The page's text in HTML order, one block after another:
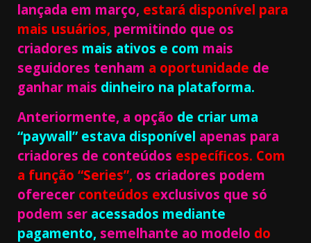
lançada em março, estará disponível para
mais usuários, permitindo que os
criadores mais ativos e com mais
seguidores tenham a oportunidade de
ganhar mais dinheiro na plataforma.
Anteriormente, a opção de criar uma
“paywall” estava disponível apenas para
criadores de conteúdos específicos. Com
a função “Series”, os criadores podem
oferecer conteúdos exclusivos que só
podem ser acessados mediante
pagamento, semelhante ao modelo do